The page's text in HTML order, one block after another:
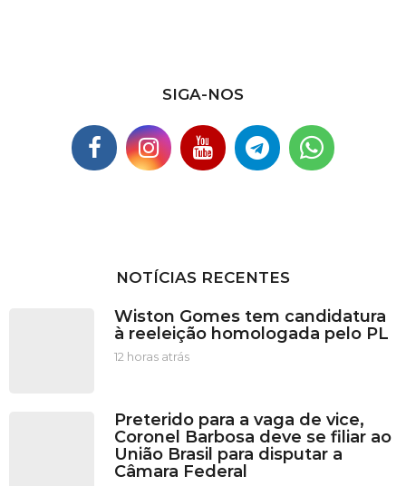
SIGA-NOS
NOTÍCIAS RECENTES
Wiston Gomes tem candidatura
à reeleição homologada pelo PL
12 horas atrás1
r
a
s
a
Preterido para a vaga de vice,
Coronel Barbosa deve se filiar ao
União Brasil para disputar a
Câmara Federal